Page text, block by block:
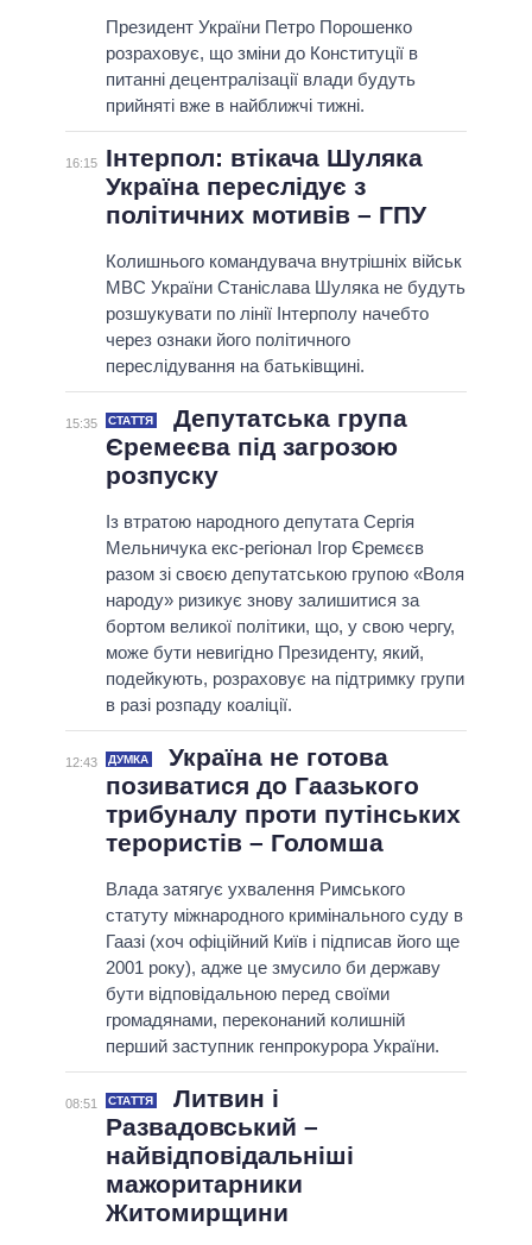
Президент України Петро Порошенко
розраховує, що зміни до Конституції в
питанні децентралізації влади будуть
прийняті вже в найближчі тижні.
16:15
Інтерпол: втікача Шуляка
Україна переслідує з
політичних мотивів – ГПУ
Колишнього командувача внутрішніх військ
МВС України Станіслава Шуляка не будуть
розшукувати по лінії Інтерполу начебто
через ознаки його політичного
переслідування на батьківщині.
15:35 СТАТТЯ
Депутатська група
Єремеєва під загрозою
розпуску
Із втратою народного депутата Сергія
Мельничука екс-регіонал Ігор Єремєєв
разом зі своєю депутатською групою «Воля
народу» ризикує знову залишитися за
бортом великої політики, що, у свою чергу,
може бути невигідно Президенту, який,
подейкують, розраховує на підтримку групи
в разі розпаду коаліції.
12:43 ДУМКА
Україна не готова
позиватися до Гаазького
трибуналу проти путінських
терористів – Голомша
Влада затягує ухвалення Римського
статуту міжнародного кримінального суду в
Гаазі (хоч офіційний Київ і підписав його ще
2001 року), адже це змусило би державу
бути відповідальною перед своїми
громадянами, переконаний колишній
перший заступник генпрокурора України.
08:51 СТАТТЯ
Литвин і
Развадовський –
найвідповідальніші
мажоритарники
Житомирщини